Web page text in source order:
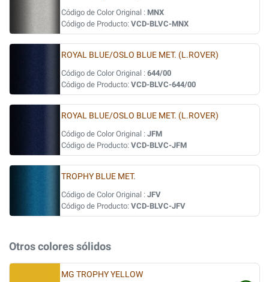
Código de Color Original : MNX
Código de Producto: VCD-BLVC-MNX
ROYAL BLUE/OSLO BLUE MET. (L.ROVER)
Código de Color Original : 644/00
Código de Producto: VCD-BLVC-644/00
ROYAL BLUE/OSLO BLUE MET. (L.ROVER)
Código de Color Original : JFM
Código de Producto: VCD-BLVC-JFM
TROPHY BLUE MET.
Código de Color Original : JFV
Código de Producto: VCD-BLVC-JFV
Otros colores sólidos
MG TROPHY YELLOW